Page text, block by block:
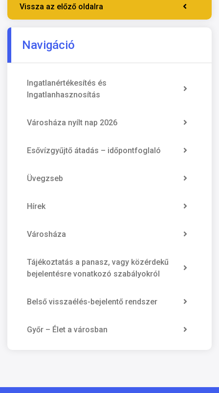
Vissza az előző oldalra
Navigáció
Ingatlanértékesítés és
Ingatlanhasznosítás
Városháza nyílt nap 2026
Esővízgyűjtő átadás – időpontfoglaló
Üvegzseb
Hírek
Városháza
Tájékoztatás a panasz, vagy közérdekű
bejelentésre vonatkozó szabályokról
Belső visszaélés-bejelentő rendszer
Győr – Élet a városban